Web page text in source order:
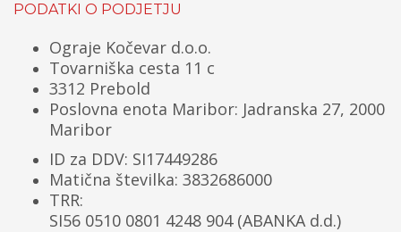
PODATKI O PODJETJU
Ograje Kočevar d.o.o.
Tovarniška cesta 11 c
3312 Prebold
Poslovna enota Maribor: Jadranska 27, 2000
Maribor
ID za DDV: SI17449286
Matična številka: 3832686000
TRR:
SI56 0510 0801 4248 904 (ABANKA d.d.)